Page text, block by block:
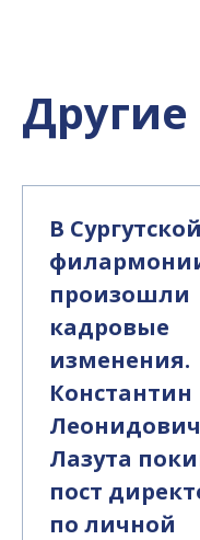
Другие
В Сургутской
произошли
кадровые
изменения.
Константин
Леонидович
Лазута
пост
по личной